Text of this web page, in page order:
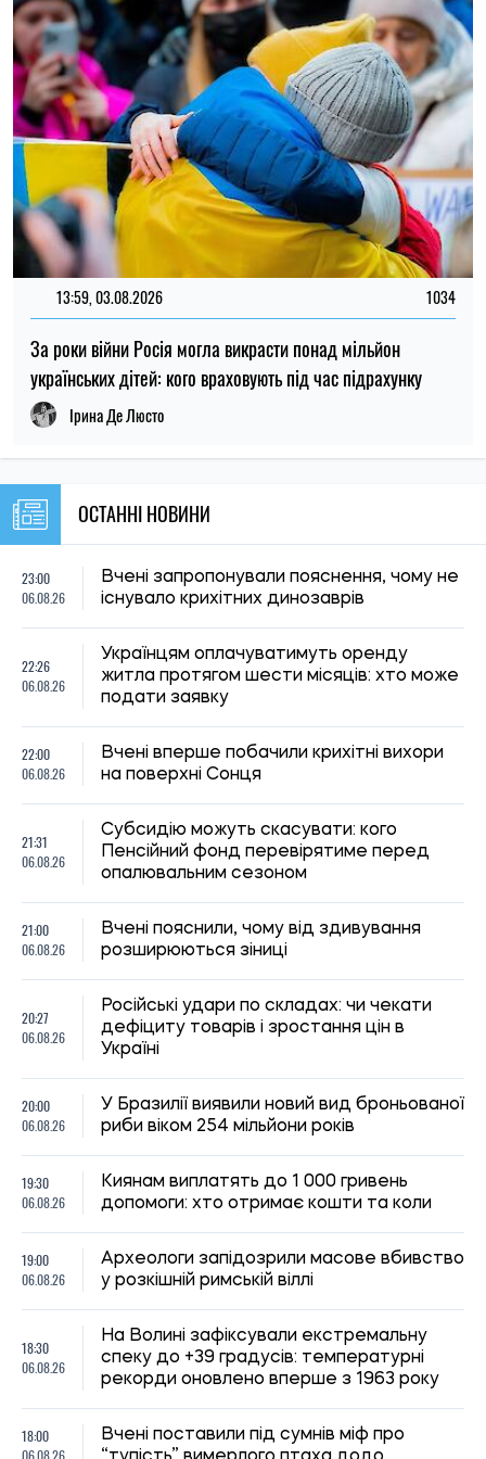
НОВИНИ ПРО ВІЙНУ
21:31, 05.08.2026
Кличко відзвітував по підготовк удо зими: Київ відновив
65% пошкоджених енергооб'єктів
Микола Потика
14:59, 04.08.2026
Сили оборони України завдали удару по об’єктах ФСБ,
зв’язку та логістики російських військ
Ірина Де Люсто